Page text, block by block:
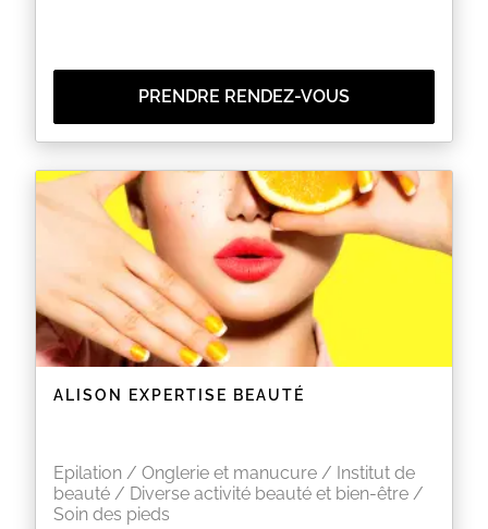
PRENDRE RENDEZ-VOUS
ALISON EXPERTISE BEAUTÉ
Epilation / Onglerie et manucure / Institut de
beauté / Diverse activité beauté et bien-être /
Soin des pieds